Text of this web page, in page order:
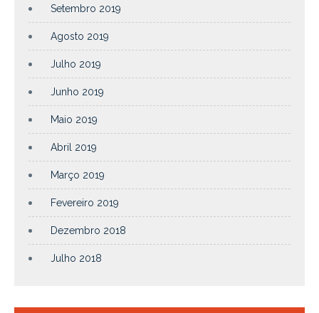
Setembro 2019
Agosto 2019
Julho 2019
Junho 2019
Maio 2019
Abril 2019
Março 2019
Fevereiro 2019
Dezembro 2018
Julho 2018